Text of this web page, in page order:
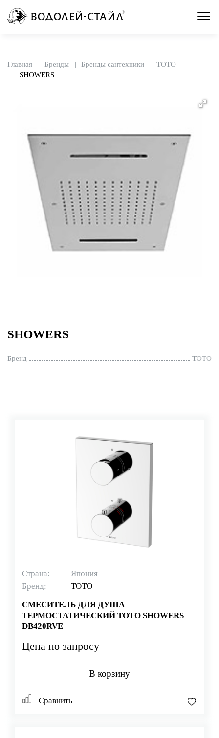
Главная Бренды Бренды сантехники
TOTO
SHOWERS
SHOWERS
Бренд TOTO
Страна:
Япония
Бренд:
TOTO
CМЕСИТЕЛЬ ДЛЯ ДУША
ТЕРМОСТАТИЧЕСКИЙ TOTO SHOWERS
DB420RVE
Цена по запросу
В корзину
Сравнить